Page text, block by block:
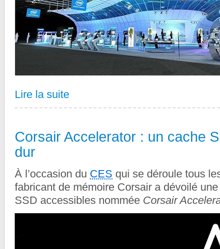
Lire la suite
Corsair Accelerator : un cache
dur
À l’occasion du CES qui se déroule tous
fabricant de mémoire Corsair a dévoilé
SSD accessibles nommée Corsair